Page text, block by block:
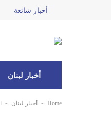
أخبار شائعة
أخبار لبنان
Home
- أخبار لبنان -